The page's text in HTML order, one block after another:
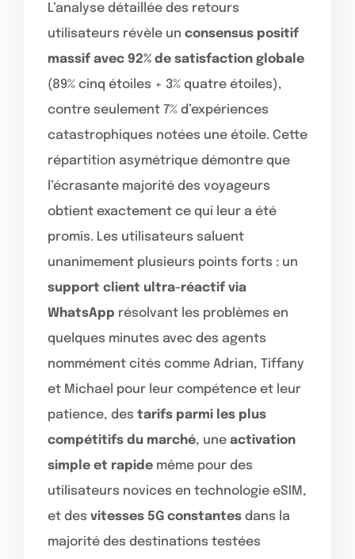
L’analyse détaillée des retours
utilisateurs révèle un consensus positif
massif avec 92% de satisfaction globale
(89% cinq étoiles + 3% quatre étoiles),
contre seulement 7% d’expériences
catastrophiques notées une étoile. Cette
répartition asymétrique démontre que
l’écrasante majorité des voyageurs
obtient exactement ce qui leur a été
promis. Les utilisateurs saluent
unanimement plusieurs points forts : un
support client ultra-réactif via
WhatsApp résolvant les problèmes en
quelques minutes avec des agents
nommément cités comme Adrian, Tiffany
et Michael pour leur compétence et leur
patience, des tarifs parmi les plus
compétitifs du marché, une activation
simple et rapide même pour des
utilisateurs novices en technologie eSIM,
et des vitesses 5G constantes dans la
majorité des destinations testées